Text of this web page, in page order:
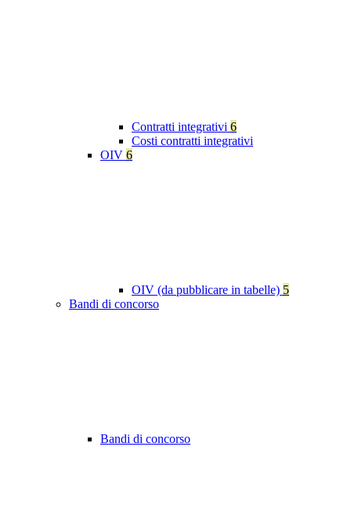
Contratti integrativi 6
Costi contratti integrativi
OIV 6
OIV (da pubblicare in tabelle) 5
Bandi di concorso
Bandi di concorso